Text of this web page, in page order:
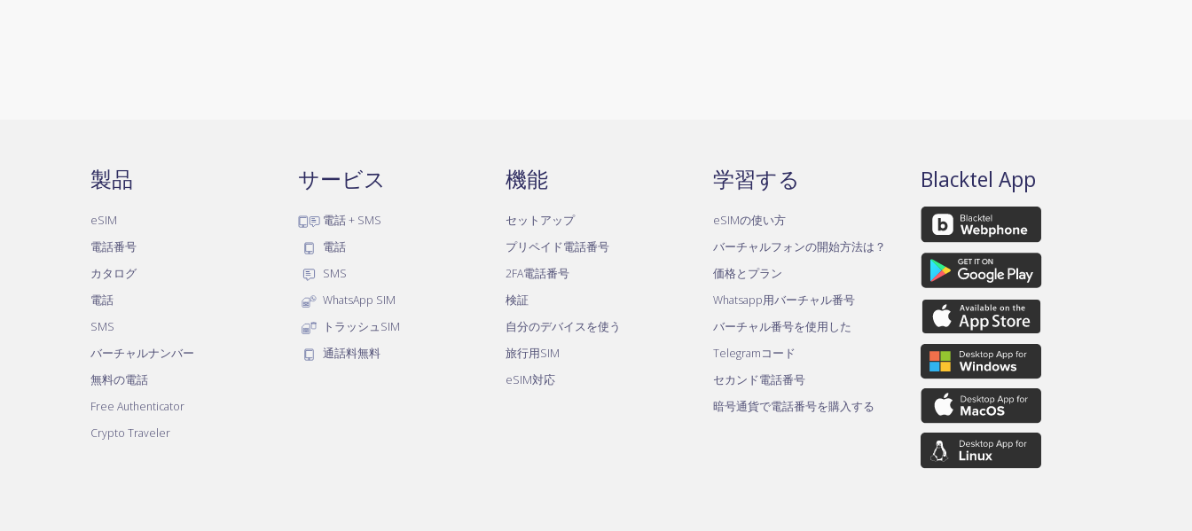
製品
eSIM
電話番号
カタログ
電話
SMS
バーチャルナンバー
無料の電話
Free Authenticator
Crypto Traveler
サービス
電話 + SMS
電話
SMS
WhatsApp SIM
トラッシュSIM
通話料無料
機能
セットアップ
プリペイド電話番号
2FA電話番号
検証
自分のデバイスを使う
旅行用SIM
eSIM対応
学習する
eSIMの使い方
バーチャルフォンの開始方法は？
価格とプラン
Whatsapp用バーチャル番号
バーチャル番号を使用した
Telegramコード
セカンド電話番号
暗号通貨で電話番号を購入する
Blacktel App